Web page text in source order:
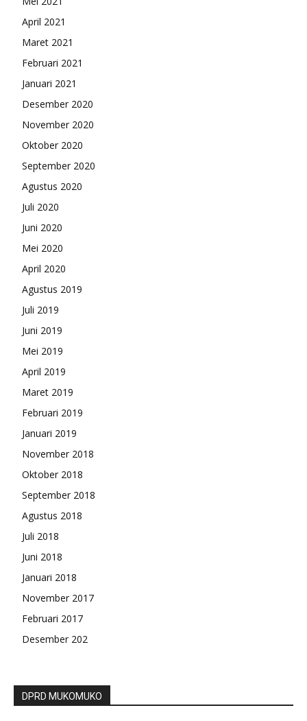
April 2021
Maret 2021
Februari 2021
Januari 2021
Desember 2020
November 2020
Oktober 2020
September 2020
Agustus 2020
Juli 2020
Juni 2020
Mei 2020
April 2020
Agustus 2019
Juli 2019
Juni 2019
Mei 2019
April 2019
Maret 2019
Februari 2019
Januari 2019
November 2018
Oktober 2018
September 2018
Agustus 2018
Juli 2018
Juni 2018
Januari 2018
November 2017
Februari 2017
Desember 202
DPRD MUKOMUKO